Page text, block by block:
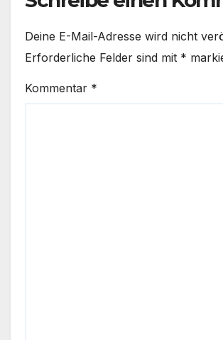
Deine E-Mail-Adresse wird nicht
Erforderliche Felder sind mit *
Kommentar *